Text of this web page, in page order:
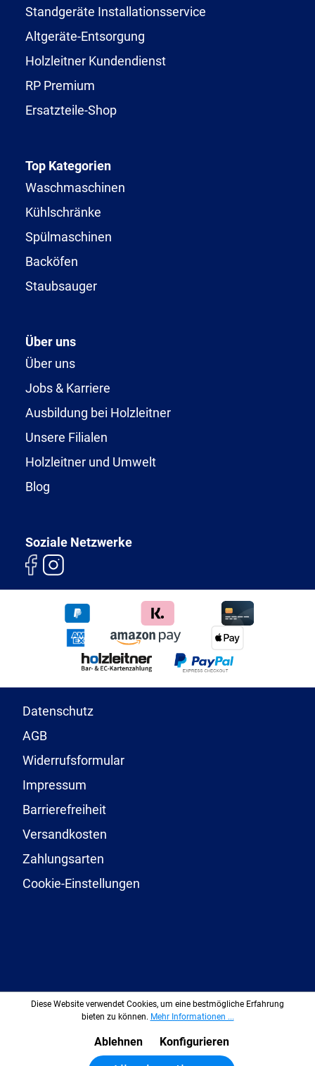
Standgeräte Installationsservice
Altgeräte-Entsorgung
Holzleitner Kundendienst
RP Premium
Ersatzteile-Shop
Top Kategorien
Waschmaschinen
Kühlschränke
Spülmaschinen
Backöfen
Staubsauger
Über uns
Über uns
Jobs & Karriere
Ausbildung bei Holzleitner
Unsere Filialen
Holzleitner und Umwelt
Blog
Soziale Netzwerke
Datenschutz
AGB
Widerrufsformular
Impressum
Barrierefreiheit
Versandkosten
Zahlungsarten
Cookie-Einstellungen
Diese Website verwendet Cookies, um eine bestmögliche Erfahrung
bieten zu können. Mehr Informationen ...
Ablehnen Konfigurieren